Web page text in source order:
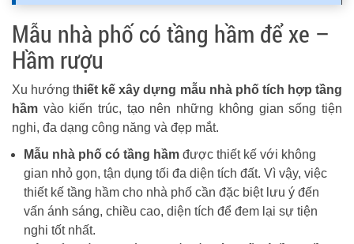
Mẫu nhà phố có tầng hầm để xe –
Hầm rượu
Xu hướng thiết kế xây dựng mẫu nhà phố tích hợp tầng
hầm vào kiến trúc, tạo nên những không gian sống tiện
nghi, đa dạng công năng và đẹp mắt.
Mẫu nhà phố có tầng hầm được thiết kế với không
gian nhỏ gọn, tận dụng tối đa diện tích đất. Vì vậy, việc
thiết kế tầng hầm cho nhà phố cần đặc biệt lưu ý đến
vấn ánh sáng, chiều cao, diện tích để đem lại sự tiện
nghi tốt nhất.